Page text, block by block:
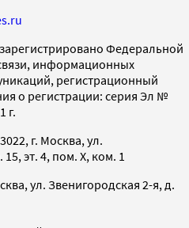
Федеральной
информационных
регистрационный
о регистрации: серия Эл №
г.
г. Москва, ул.
эт. 4, пом. X, ком. 1
ул. Звенигородская 2-я, д.